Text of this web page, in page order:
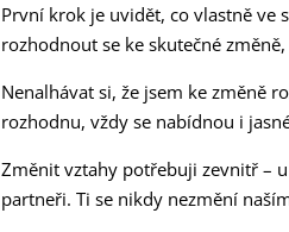
První krok je uvidět, co vlastně ve
rozhodnout se ke skutečné
Nenalhávat si, že jsem ke změně
rozhodnu, vždy se nabídnou i
Změnit vztahy potřebuji zevnitř –
partneři. Ti se nikdy nezmění